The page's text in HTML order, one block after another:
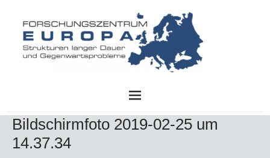
Bildschirmfoto 2019-02-25 um
14.37.34